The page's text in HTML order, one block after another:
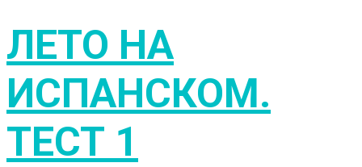
ЛЕТО НА
ИСПАНСКОМ.
ТЕСТ 1